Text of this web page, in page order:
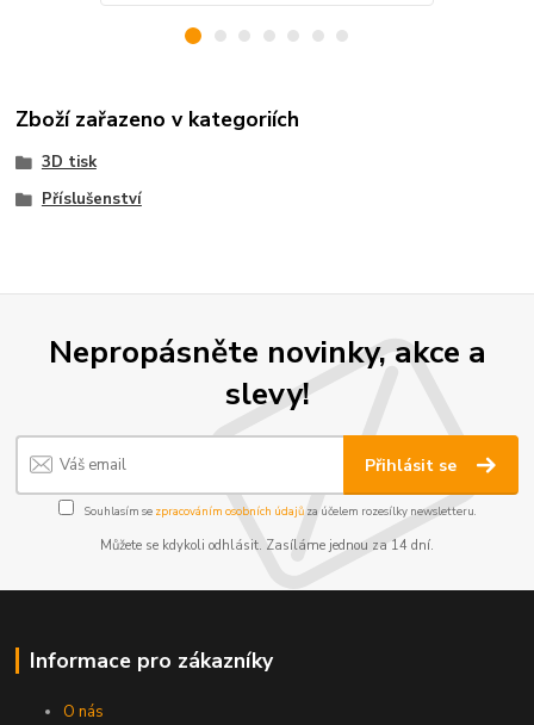
Zboží zařazeno v kategoriích
3D tisk
Příslušenství
Nepropásněte novinky, akce a
slevy!
Přihlásit se
Souhlasím se zpracováním osobních údajůza účelem rozesílky newsletteru.
Můžete se kdykoli odhlásit. Zasíláme jednou za 14 dní.
Informace pro zákazníky
O nás